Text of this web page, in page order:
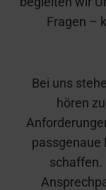
Fragen –
Bei uns
hören
passgenaue
schaffen.